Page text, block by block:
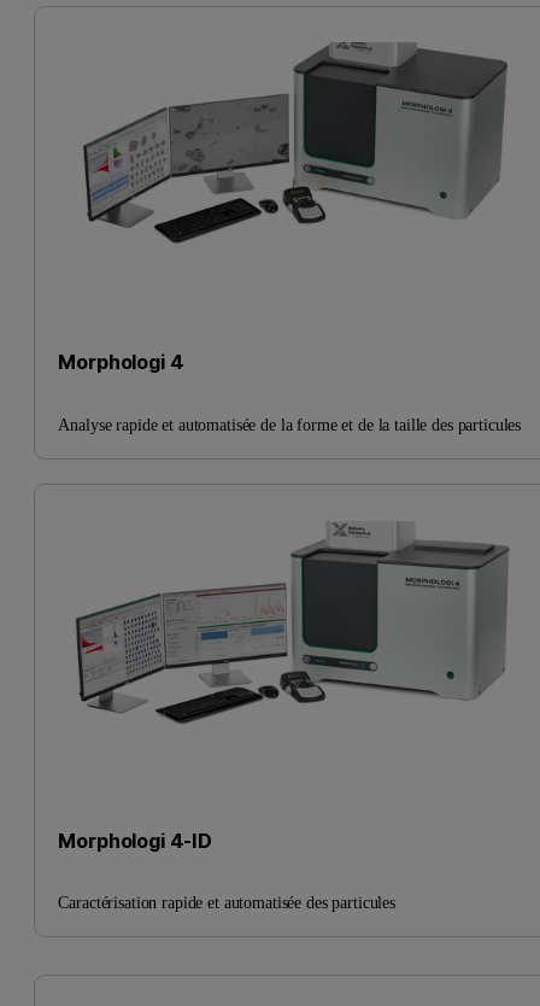
Morphologi 4
Analyse rapide et automatisée de la forme et de la taille des particules
Morphologi 4-ID
Caractérisation rapide et automatisée des particules